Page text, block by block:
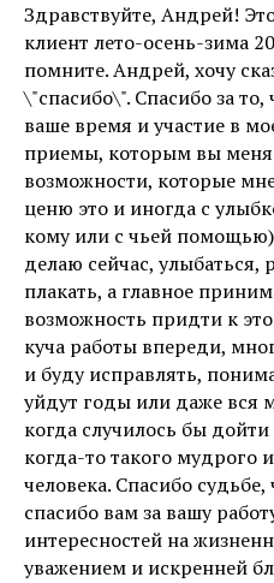
Здравствуйте, Андрей!
клиент лето-осень-зима
помните. Андрей, хочу
\"спасибо\". Спасибо за
ваше время и участие в
приемы, которым вы меня
возможности, которые
ценю это и иногда с
кому или с чьей помощью)
делаю сейчас, улыбаться,
плакать, а главное
возможность придти к
куча работы впереди,
и буду исправлять,
уйдут годы или даже вся
когда случилось бы дойти
когда-то такого мудрого
человека. Спасибо судьбе,
спасибо вам за вашу
интересностей на
уважением и искренней